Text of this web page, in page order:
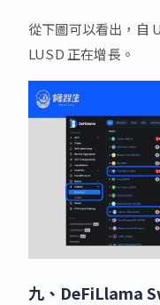
從下圖可以看出，自
LUSD 正在增長。
九、DeFiLlama